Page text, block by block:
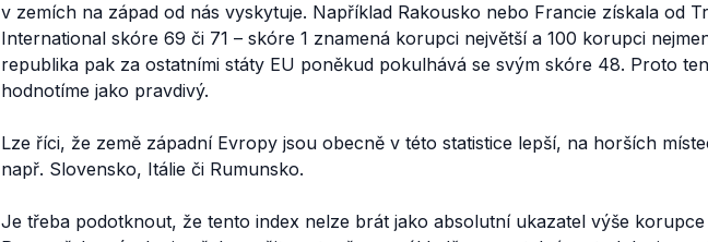
v zemích na západ od nás vyskytuje. Například Rakousko nebo Francie získala od
International skóre 69 či 71 – skóre 1 znamená korupci největší a 100 korupci
republika pak za ostatními státy EU poněkud pokulhává se svým skóre 48. Proto
hodnotíme jako pravdivý.
Lze říci, že země západní Evropy jsou obecně v této statistice lepší, na horších
např. Slovensko, Itálie či Rumunsko.
Je třeba podotknout, že tento index nelze brát jako absolutní ukazatel výše korupce